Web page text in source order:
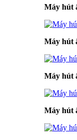
Máy hút
Máy hút
Máy hút
Máy hút